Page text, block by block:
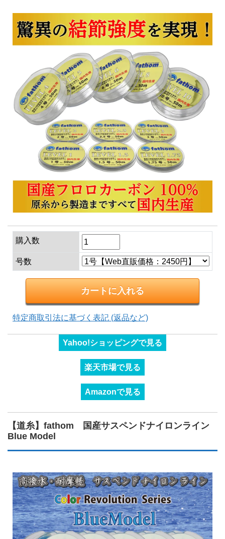
購入数
号数
特定商取引法に基づく表記 (返品など)
Yahoo!ショッピングで見る
楽天市場で見る
Amazonで見る
【道糸】fathom 国産サスペンドナイロンライン
Blue Model